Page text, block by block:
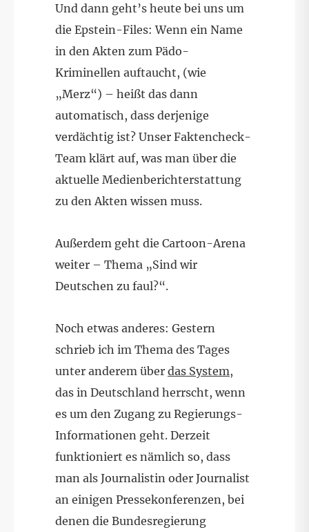
Und dann geht’s heute bei uns um
die Epstein-Files: Wenn ein Name
in den Akten zum Pädo-
Kriminellen auftaucht, (wie
„Merz“) – heißt das dann
automatisch, dass derjenige
verdächtig ist? Unser Faktencheck-
Team klärt auf, was man über die
aktuelle Medienberichterstattung
zu den Akten wissen muss.
Außerdem geht die Cartoon-Arena
weiter – Thema „Sind wir
Deutschen zu faul?“.
Noch etwas anderes: Gestern
schrieb ich im Thema des Tages
unter anderem über das System,
das in Deutschland herrscht, wenn
es um den Zugang zu Regierungs-
Informationen geht. Derzeit
funktioniert es nämlich so, dass
man als Journalistin oder Journalist
an einigen Pressekonferenzen, bei
denen die Bundesregierung